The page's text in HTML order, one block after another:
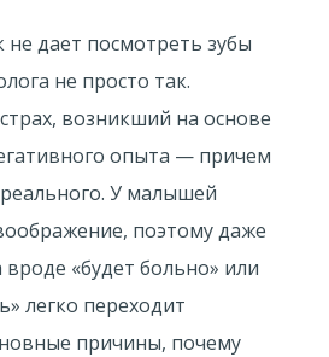
дает посмотреть зубы
не просто так.
возникший на основе
опыта — причем
У малышей
поэтому даже
вроде «будет больно» или
легко переходит
причины, почему